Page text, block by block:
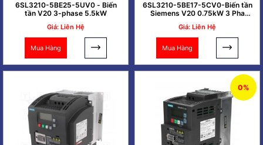
6SL3210-5BE25-5UV0 - Biến
tần V20 3-phase 5.5kW
Giá: Liên Hệ
Mua Hàng
6SL3210-5BE17-5CV0-Biến tần
Siemens V20 0.75kW 3 Pha
Giá: Liên Hệ
Mua Hàng
0%